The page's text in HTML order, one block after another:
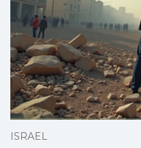
ISRAEL